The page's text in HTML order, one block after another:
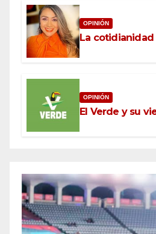
OPINIÓN
La
OPINIÓN
El Verde y su